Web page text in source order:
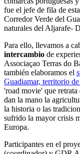
fue el jefe de fila de
Corredor Verde del
naturales del Aljarafe-
Para ello, llevamos a
intercambio de
Associaçao Terras do
también elaboramos el
Guadiamar, territorio
'road movie' que retrata
dan la mano la
la historia o las
sufrido la mayor crisis
Europa.
Participantes en el